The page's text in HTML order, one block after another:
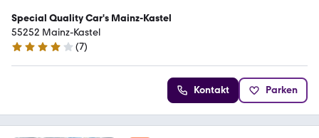
Special Quality Car's Mainz-Kastel
55252 Mainz-Kastel
4.2 Sterne
(7)
Kontakt Parken